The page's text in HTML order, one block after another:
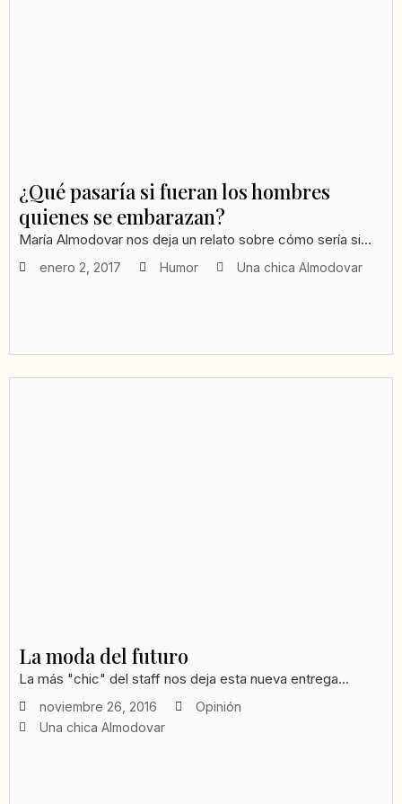
¿Qué pasaría si fueran los hombres
quienes se embarazan?
María Almodovar nos deja un relato sobre cómo sería si...
enero 2, 2017 Humor Una chica Almodovar
La moda del futuro
La más "chic" del staff nos deja esta nueva entrega...
noviembre 26, 2016
Opinión
Una chica Almodovar